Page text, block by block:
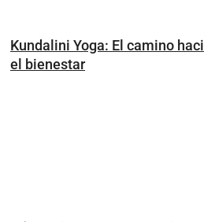
Kundalini Yoga: El camino
el bienestar